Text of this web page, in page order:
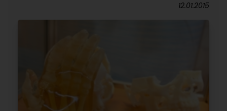
12.01.2015